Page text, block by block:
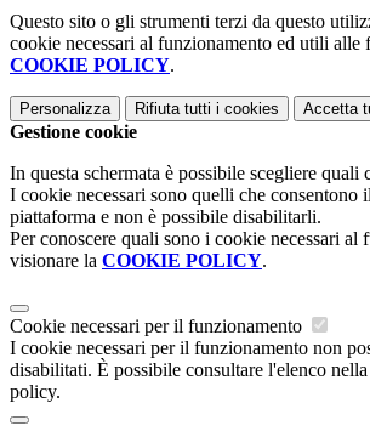
Questo sito o gli strumenti terzi da questo
cookie necessari al funzionamento ed utili alle
COOKIE POLICY.
Personalizza Rifiuta tutti i cookies Accetta
Gestione cookie
In questa schermata è possibile scegliere quali
I cookie necessari sono quelli che consentono
piattaforma e non è possibile disabilitarli.
Per conoscere quali sono i cookie necessari al
visionare la COOKIE POLICY.
Cookie necessari per il funzionamento
I cookie necessari per il funzionamento non
disabilitati. È possibile consultare l'elenco
policy.